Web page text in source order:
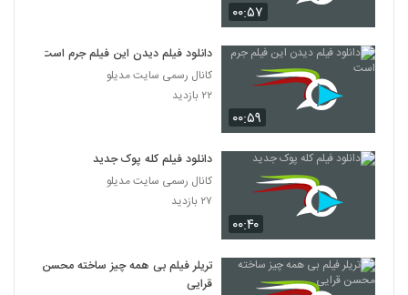
16
دانلود فیلم ایرانی لاک قرمز
۳,۳۵۸ بازدید
دانلود فیلم سینمایی در کمال خونسردی
۱,۱۷۱ بازدید
دانلود فیلم ناردون
19 کیفیت عالی
۰۰:۵۷
۰۰:۵۹
دانلود فیلم دیدن این فیلم جرم است
کانال رسمی سایت مدیلو
۲۲ بازدید
۰۰:۴۰
دانلود فیلم کله پوک جدید
کانال رسمی سایت مدیلو
۲۷ بازدید
تریلر فیلم بی همه چیز ساخته محسن
قرایی